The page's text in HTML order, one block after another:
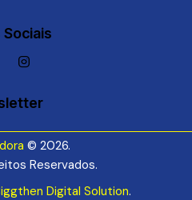
Sociais
© 2026.
Reservados.
Digital Solution.